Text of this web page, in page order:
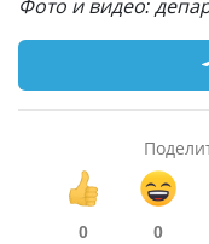
Фото и видео:
0 0